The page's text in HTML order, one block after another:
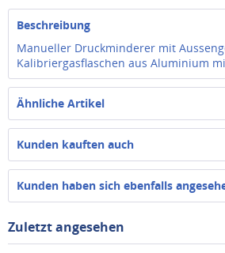
Beschreibung
Manueller Druckminderer mit
Kalibriergasflaschen aus Aluminium
Ähnliche Artikel
Kunden kauften auch
Kunden haben sich ebenfalls
Zuletzt angesehen